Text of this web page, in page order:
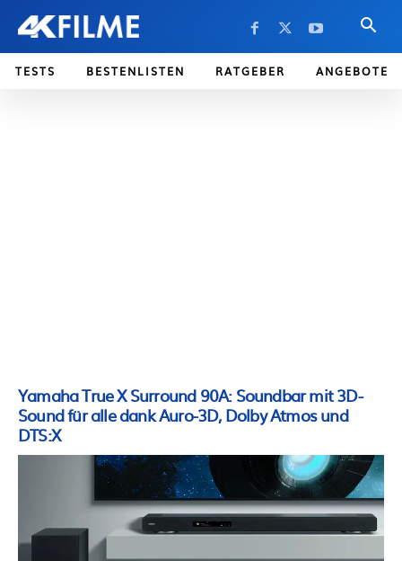
TESTS BESTENLISTEN RATGEBER ANGEBOTE
Yamaha True X Surround 90A: Soundbar mit 3D-
Sound für alle dank Auro-3D, Dolby Atmos und
DTS:X